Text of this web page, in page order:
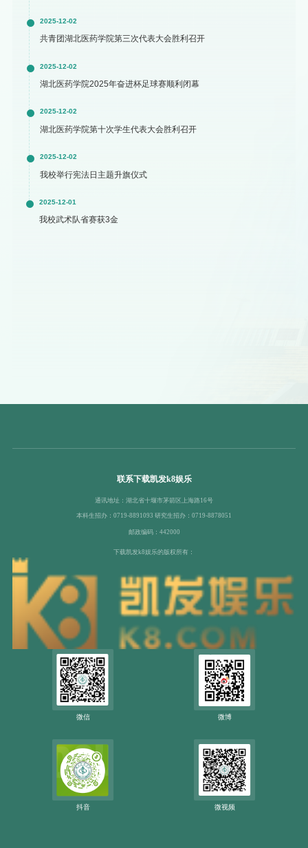
2025-12-02
共青团湖北医药学院第三次代表大会胜利召开
2025-12-02
湖北医药学院2025年奋进杯足球赛顺利闭幕
2025-12-02
湖北医药学院第十次学生代表大会胜利召开
2025-12-02
我校举行宪法日主题升旗仪式
2025-12-01
我校武术队省赛获3金
联系下载凯发k8娱乐
通讯地址：湖北省十堰市茅箭区上海路16号
本科生招办：0719-8891093 研究生招办：0719-8878051
邮政编码：442000
下载凯发k8娱乐的版权所有：
微信 微博
抖音 微视频